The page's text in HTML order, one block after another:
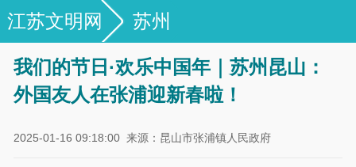
江苏文明网 苏州
我们的节日·欢乐中国年｜苏州昆山：
外国友人在张浦迎新春啦！
2025-01-16 09:18:00 来源：昆山市张浦镇人民政府